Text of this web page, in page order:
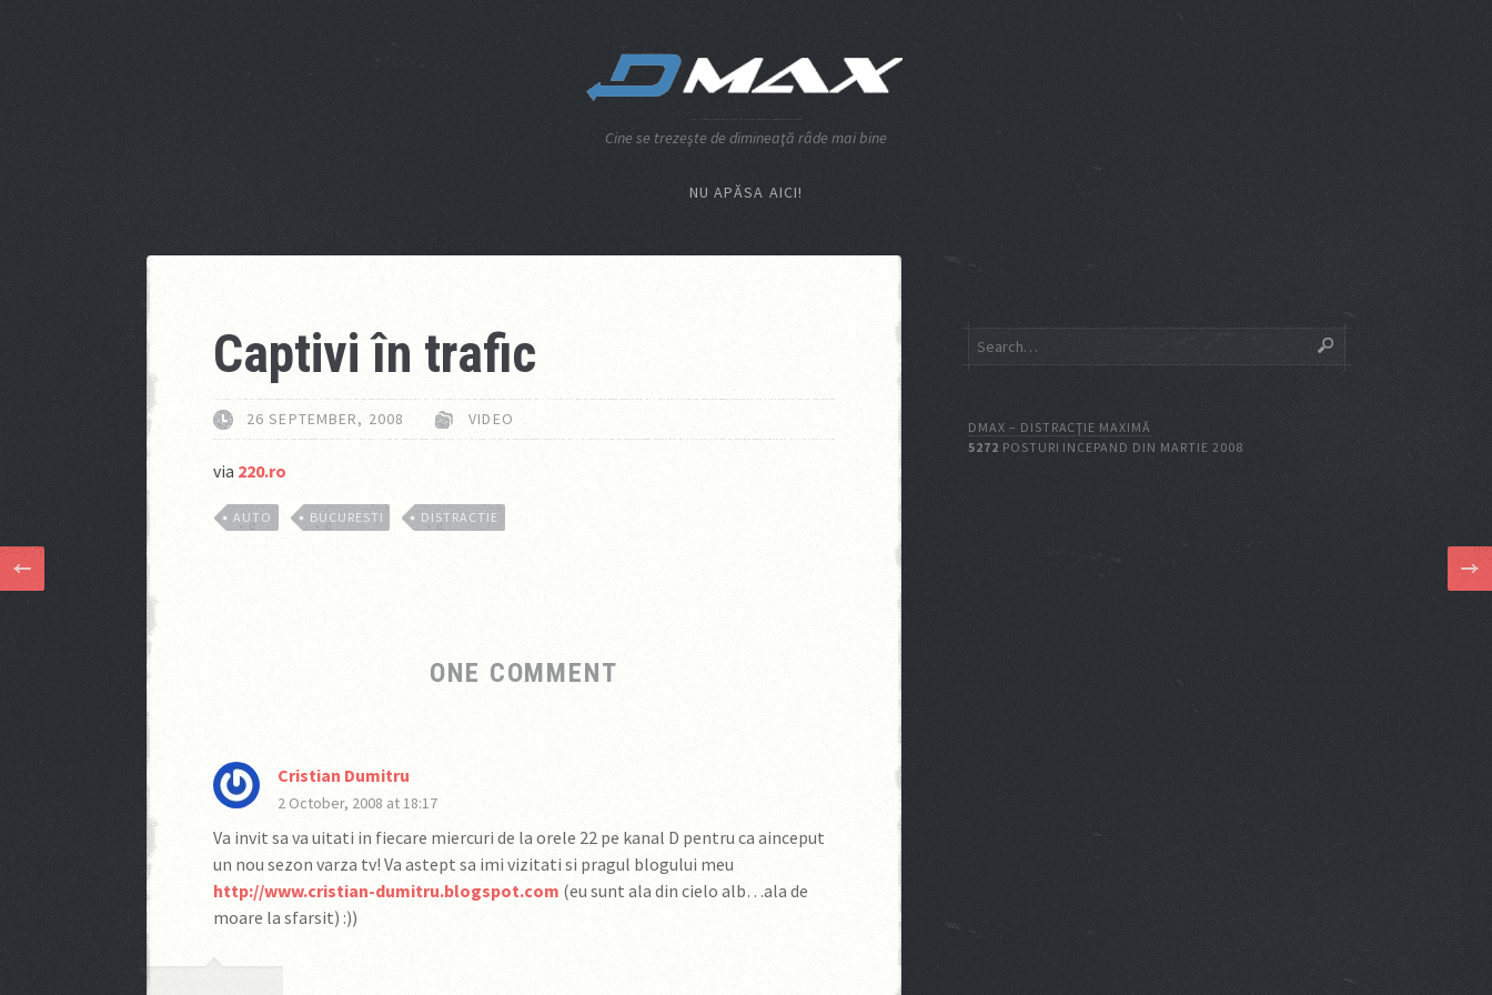
Cine se trezeşte de dimineaţă râde mai bine
NU APĂSA AICI!
Captivi în trafic
26 SEPTEMBER, 2008 VIDEO
via 220.ro
AUTO BUCURESTI DISTRACTIE
ONE COMMENT
Cristian Dumitru
2 October, 2008 at 18:17
Va invit sa va uitati in fiecare miercuri de la orele 22 pe kanal D pentru ca ainceput
un nou sezon varza tv! Va astept sa imi vizitati si pragul blogului meu
http://www.cristian-dumitru.blogspot.com (eu sunt ala din cielo alb…ala de
moare la sfarsit) :))
DMAX – DISTRACŢIE MAXIMĂ
5272 POSTURI INCEPAND DIN MARTIE 2008